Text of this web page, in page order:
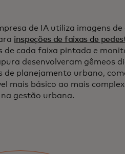
de IA utiliza imagens
inspeções de faixas de
de cada faixa pintada e
desenvolveram gêmeos
planejamento urbano,
mais básico ao mais
gestão urbana.